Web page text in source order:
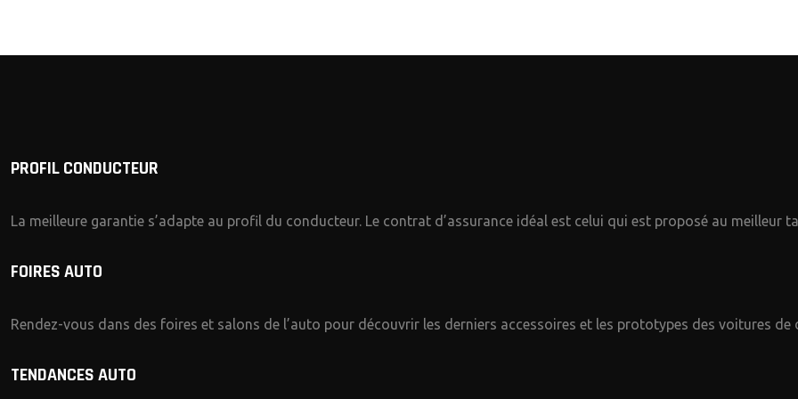
PROFIL CONDUCTEUR
La meilleure garantie s’adapte au profil du conducteur. Le contrat d’assurance idéal est celui qui est proposé au meilleur
FOIRES AUTO
Rendez-vous dans des foires et salons de l’auto pour découvrir les derniers accessoires et les prototypes des voitures de
TENDANCES AUTO